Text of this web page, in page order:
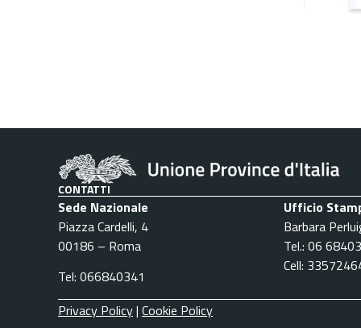
CONTATTI
Sede Nazionale
Piazza Cardelli, 4
00186 – Roma
Tel: 066840341
Ufficio
Barbara
Tel.: 06
Cell:
Privacy Policy| Cookie Policy